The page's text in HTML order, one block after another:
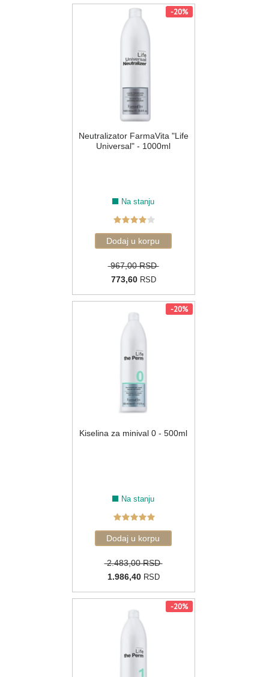
-20%
Neutralizator FarmaVita "Life
Universal" - 1000ml
Na stanju
967,00 RSD
773,60RSD
-20%
Kiselina za minival 0 - 500ml
Na stanju
2.483,00 RSD
1.986,40RSD
-20%